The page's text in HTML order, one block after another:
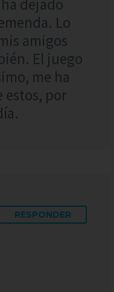
dejado
Lo
amigos
El juego
me ha
estos, por
RESPONDER